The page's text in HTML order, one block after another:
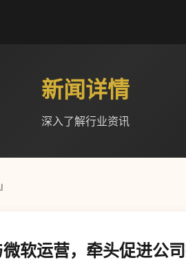
新闻详情
深入了解行业资讯
软运营，牵头促进公